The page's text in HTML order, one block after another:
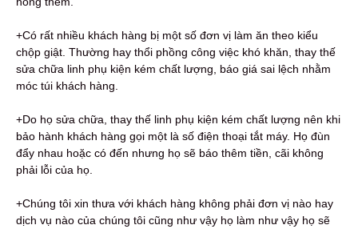
+Có rất nhiều khách hàng bị một số đơn vị làm ăn theo kiểu
chộp giật. Thường hay thổi phồng công việc khó khăn, thay thế
sửa chữa linh phụ kiện kém chất lượng, báo giá sai lệch nhằm
móc túi khách hàng.
+Do họ sửa chữa, thay thế linh phụ kiện kém chất lượng nên khi
bảo hành khách hàng gọi một là số điện thoại tắt máy. Họ đùn
đẩy nhau hoặc có đến nhưng họ sẽ báo thêm tiền, cãi không
phải lỗi của họ.
+Chúng tôi xin thưa với khách hàng không phải đơn vị nào hay
dịch vụ nào của chúng tôi cũng như vậy họ làm như vậy họ sẽ